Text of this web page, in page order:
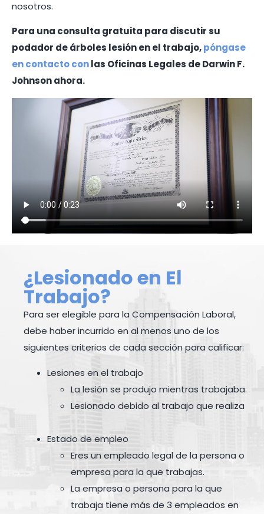
nosotros.
Para una consulta gratuita para discutir su
podador de árboles lesión en el trabajo,póngase
en contacto conlas Oficinas Legales de Darwin F.
Johnson ahora.
¿Lesionado en El
Trabajo?
Para ser elegible para la Compensación Laboral,
debe haber incurrido en al menos uno de los
siguientes criterios de cada sección para calificar:
Lesiones en el trabajo
La lesión se produjo mientras trabajaba.
Lesionado debido al trabajo que realiza
Estado de empleo
Eres un empleado legal de la persona o
empresa para la que trabajas.
La empresa o persona para la que
trabaja tiene más de 3 empleados en